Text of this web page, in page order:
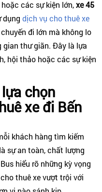
các sự kiện lớn,xe 45
dụng dịch vụ cho thuê xe
đi lớn mà không lo
thư giãn. Đây là lựa
hội thảo hoặc các sự kiện
chọn
xe đi Bến
khách hàng tìm kiếm
sự an toàn, chất lượng
hiểu rõ những kỳ vọng
thuê xe vượt trội với